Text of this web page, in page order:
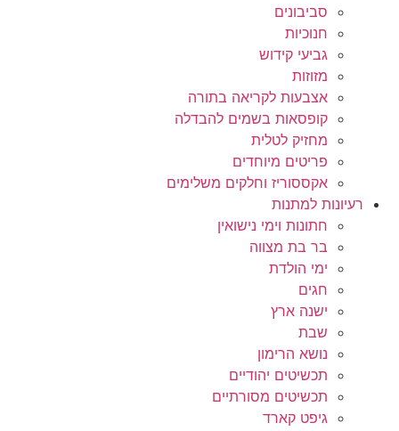
סביבונים
חנוכיות
גביעי קידוש
מזוזות
אצבעות לקריאה בתורה
קופסאות בשמים להבדלה
מחזיק לטלית
פריטים מיוחדים
אקססוריז וחלקים משלימים
רעיונות למתנות
חתונות וימי נישואין
בר בת מצווה
ימי הולדת
חגים
ישנה ארץ
שבת
נושא הרימון
תכשיטים יהודיים
תכשיטים מסורתיים
גיפט קארד